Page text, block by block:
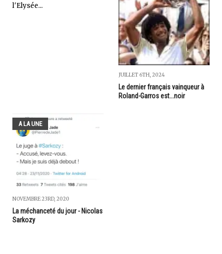
l'Elysée...
JUILLET 6TH, 2024
Le dernier français vainqueur à
Roland-Garros est...noir
A LA UNE
NOVEMBRE 23RD, 2020
La méchanceté du jour - Nicolas
Sarkozy